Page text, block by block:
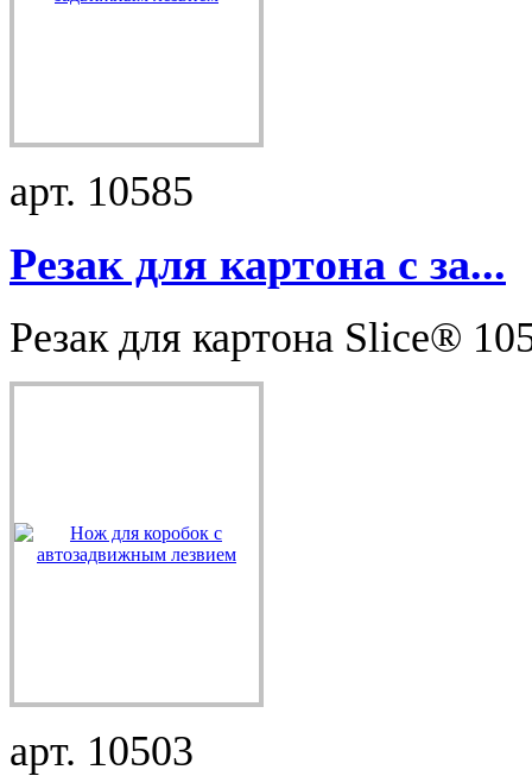
арт. 10585
Резак для картона с за...
Резак для картона Slice®
арт. 10503